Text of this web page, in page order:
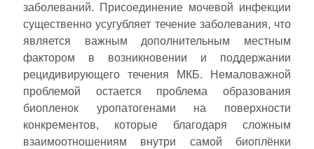
заболеваний. Присоединение мочевой инфекции
существенно усугубляет течение заболевания, что
является важным дополнительным местным
фактором в возникновении и поддержании
рецидивирующего течения МКБ. Немаловажной
проблемой остается проблема образования
биопленок уропатогенами на поверхности
конкрементов, которые благодаря сложным
взаимоотношениям внутри самой биоплёнки